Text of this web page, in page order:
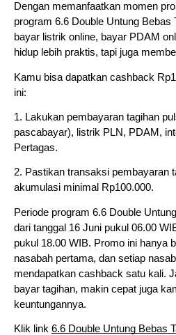
Dengan memanfaatkan momen
program 6.6 Double Untung Bebas
bayar listrik online, bayar PDAM
hidup lebih praktis, tapi juga
Kamu bisa dapatkan cashback
ini:
1. Lakukan pembayaran tagihan
pascabayar), listrik PLN, PDAM,
Pertagas.
2. Pastikan transaksi pembayaran
akumulasi minimal Rp100.000.
Periode program 6.6 Double
dari tanggal 16 Juni pukul 06.00
pukul 18.00 WIB. Promo ini hanya
nasabah pertama, dan setiap
mendapatkan cashback satu kali.
bayar tagihan, makin cepat juga
keuntungannya.
Klik link 6.6 Double Untung Bebas